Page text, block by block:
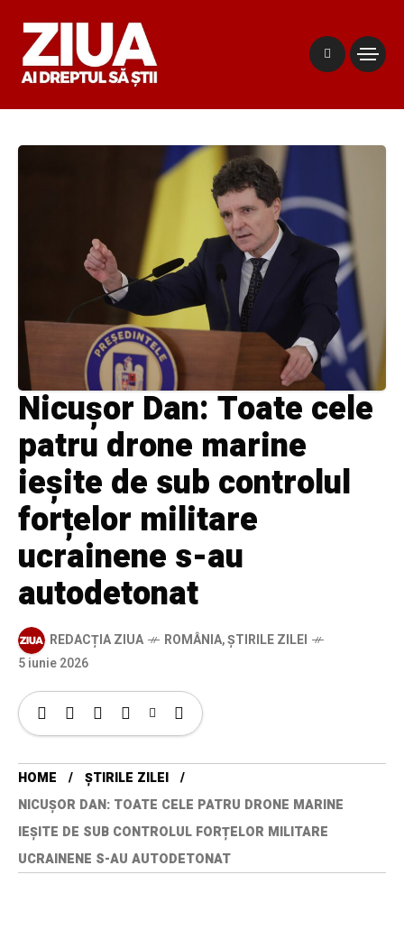
Nicușor Dan: Toate cele
patru drone marine
ieșite de sub controlul
forțelor militare
ucrainene s-au
autodetonat
REDACȚIA ZIUA ROMÂNIA,ȘTIRILE ZILEI
5 iunie 2026
HOME
ȘTIRILE ZILEI
NICUȘOR DAN: TOATE CELE PATRU DRONE MARINE
IEȘITE DE SUB CONTROLUL FORȚELOR MILITARE
UCRAINENE S-AU AUTODETONAT